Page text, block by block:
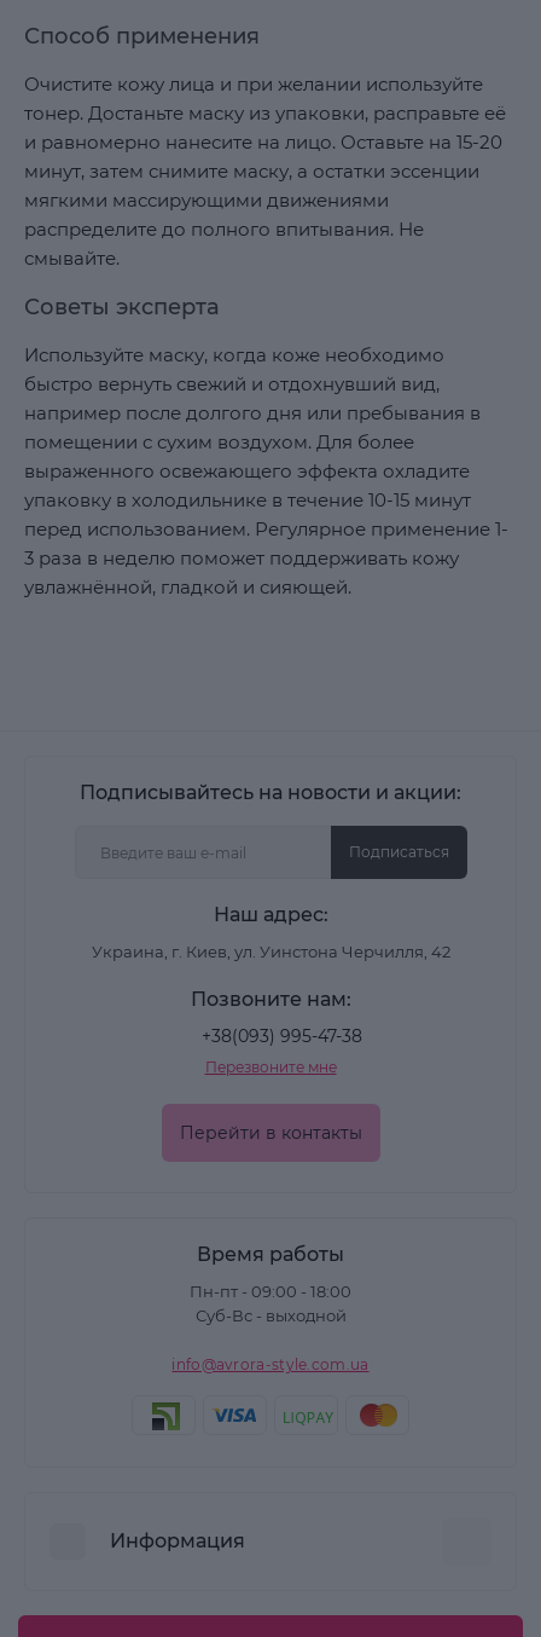
Способ применения
Очистите кожу лица и при желании используйте
тонер. Достаньте маску из упаковки, расправьте её
и равномерно нанесите на лицо. Оставьте на 15-20
минут, затем снимите маску, а остатки эссенции
мягкими массирующими движениями
распределите до полного впитывания. Не
смывайте.
Советы эксперта
Используйте маску, когда коже необходимо
быстро вернуть свежий и отдохнувший вид,
например после долгого дня или пребывания в
помещении с сухим воздухом. Для более
выраженного освежающего эффекта охладите
упаковку в холодильнике в течение 10-15 минут
перед использованием. Регулярное применение 1-
3 раза в неделю поможет поддерживать кожу
увлажнённой, гладкой и сияющей.
Подписывайтесь на новости и акции:
Подписаться
Наш адрес:
Украина, г. Киев, ул. Уинстона Черчилля, 42
Позвоните нам:
+38(093) 995-47-38
Перезвоните мне
Перейти в контакты
Время работы
Пн-пт - 09:00 - 18:00
Суб-Вс - выходной
info@avrora-style.com.ua
Информация